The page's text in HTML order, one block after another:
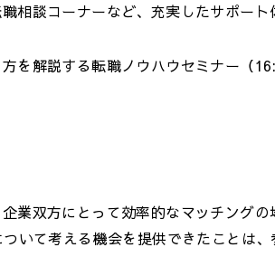
相談コーナーなど、充実したサポート
を解説する転職ノウハウセミナー（
業双方にとって効率的なマッチング
いて考える機会を提供できたことは